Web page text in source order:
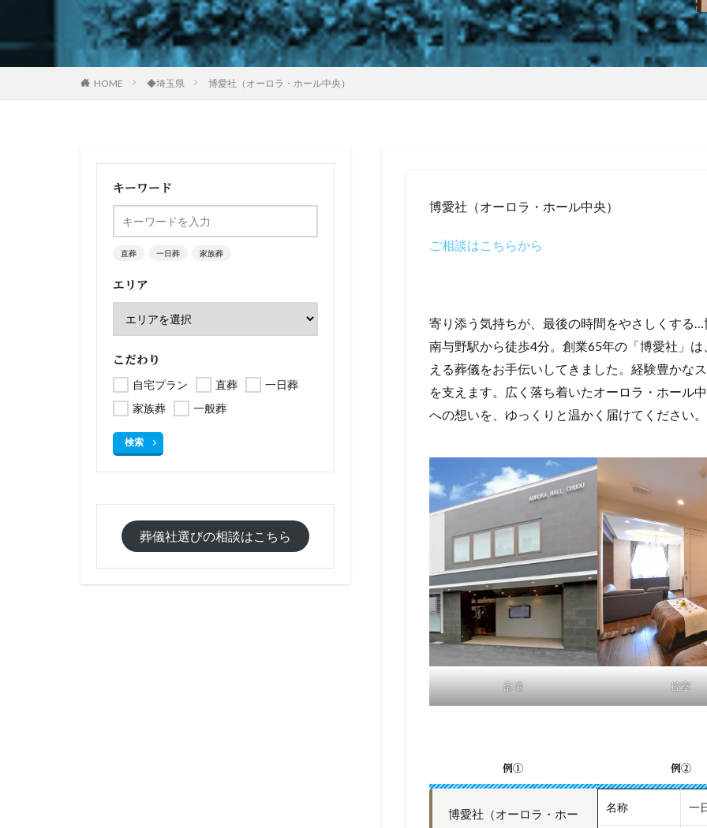
HOME ◆埼玉県 博愛社（オーロラ・ホール中央）
博愛社（オーロラ・ホール中央）
ご相談はこちらから
寄り添う気持ちが、最後の時間をやさしくする…
南与野駅から徒歩4分。創業65年の「博愛社」
える葬儀をお手伝いしてきました。経験豊かな
を支えます。広く落ち着いたオーロラ・ホール
への想いを、ゆっくりと温かく届けてください。
斎場 控室
例①
博愛社（オーロラ・ホー
例②
名称 一
キーワード
直葬 一日葬 家族葬
エリア
こだわり
自宅プラン 直葬
一日葬
家族葬
一般葬
検索
葬儀社選びの相談はこちら